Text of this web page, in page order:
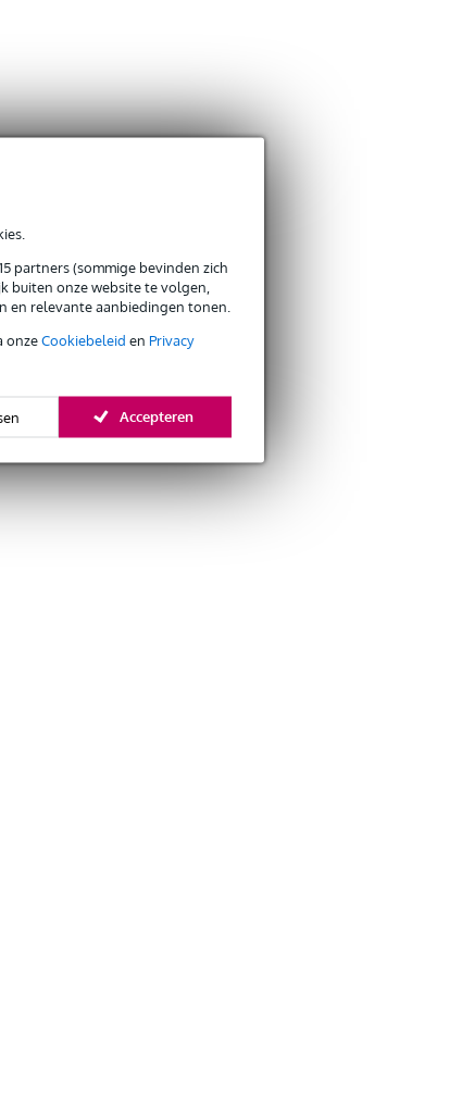
partners (sommige bevinden zich
buiten onze website te volgen,
en relevante aanbiedingen tonen.
onzeCookiebeleid en Privacy
Accepteren